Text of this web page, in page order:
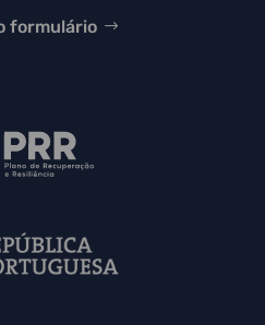
formulário